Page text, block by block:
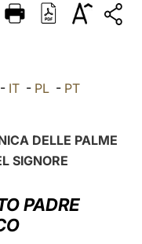
ITALIANO
POLSKI
العربيّة
中文
- IT - PL - PT
DELLE PALME
SIGNORE
PADRE